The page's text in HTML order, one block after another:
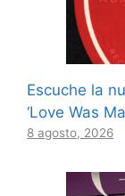
Escuche la
‘Love Was
8 agosto, 2026